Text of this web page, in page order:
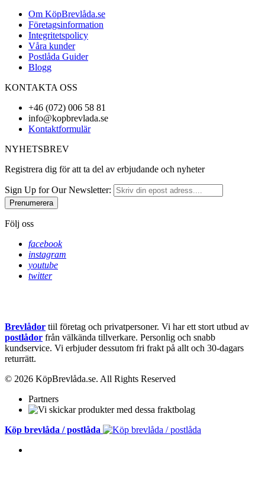
Om KöpBrevlåda.se
Företagsinformation
Integritetspolicy
Våra kunder
Postlåda Guider
Blogg
KONTAKTA OSS
+46 (072) 006 58 81
info@kopbrevlada.se
Kontaktformulär
NYHETSBREV
Registrera dig för att ta del av erbjudande och nyheter
Sign Up for Our Newsletter:
Prenumerera
Följ oss
facebook
instagram
youtube
twitter
Brevlådor tiil företag och privatpersoner. Vi har ett stort utbud av
postlådor från välkända tillverkare. Personlig och snabb
kundservice. Vi erbjuder dessutom fri frakt på allt och 30-dagars
returrätt.
© 2026 KöpBrevlåda.se. All Rights Reserved
Partners
Köp brevlåda / postlåda